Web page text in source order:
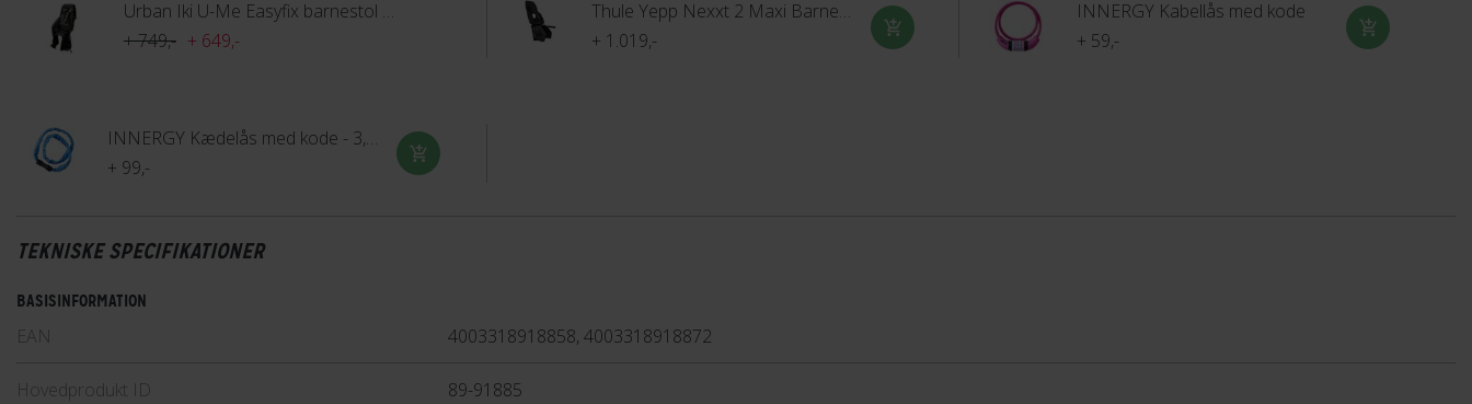
Urban Iki U-Me Easyfix barnestol til bagagebærer
+ 749,- + 649,-
Thule Yepp Nexxt 2 Maxi Barnestol
+ 1.019,-
INNERGY Kabellås med kode
+ 59,-
INNERGY Kædelås med kode - 3,5 mm x 90 cm
+ 99,-
TEKNISKE SPECIFIKATIONER
BASISINFORMATION
EAN 4003318918858, 4003318918872
Hovedprodukt ID 89-91885